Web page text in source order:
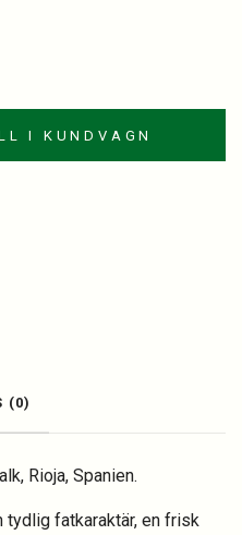
I KUNDVAGN
(0)
Rioja, Spanien.
tydlig fatkaraktär, en frisk